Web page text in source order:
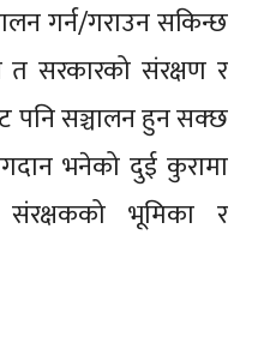
गर्न/गराउन सकिन्छ
सरकारको संरक्षण र
पनि सञ्चालन हुन सक्छ
भनेको दुई कुरामा
भूमिका र